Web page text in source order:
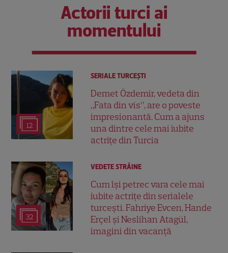
Actorii turci ai
momentului
12
SERIALE TURCEŞTI
Demet Özdemir, vedeta din
„Fata din vis”, are o poveste
impresionantă. Cum a ajuns
una dintre cele mai iubite
actrițe din Turcia
32
VEDETE STRĂINE
Cum își petrec vara cele mai
iubite actrițe din serialele
turcești. Fahriye Evcen, Hande
Erçel și Neslihan Atagül,
imagini din vacanță